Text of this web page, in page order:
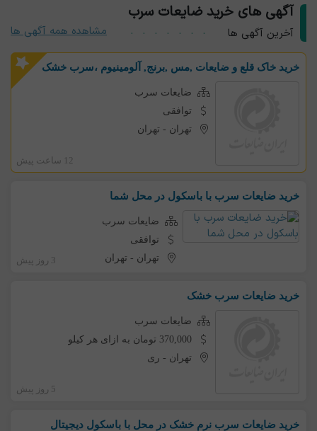
آگهی های خرید ضایعات سرب
آخرین آگهی ها مشاهده همه آگهی ها
خرید خاک قلع و ضایعات ,مس ,برنج, آلومینیوم ،سرب خشک
ضایعات سرب
توافقی
تهران - تهران
12 ساعت پیش
خرید ضایعات سرب با باسکول در محل شما
ضایعات سرب
توافقی
تهران - تهران 3 روز پیش
خرید ضایعات سرب خشک
ضایعات سرب
370,000 تومان به ازای هر کیلو
تهران - ری
5 روز پیش
خرید ضایعات سرب نرم خشک در محل با باسکول دیجیتال